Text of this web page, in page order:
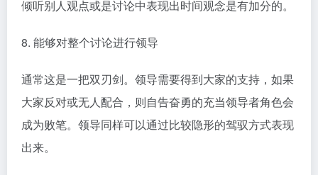
倾听别人观点或是讨论中表现出时间观念是有加分的。
8. 能够对整个讨论进行领导
通常这是一把双刃剑。领导需要得到大家的支持，如果
大家反对或无人配合，则自告奋勇的充当领导者角色会
成为败笔。领导同样可以通过比较隐形的驾驭方式表现
出来。